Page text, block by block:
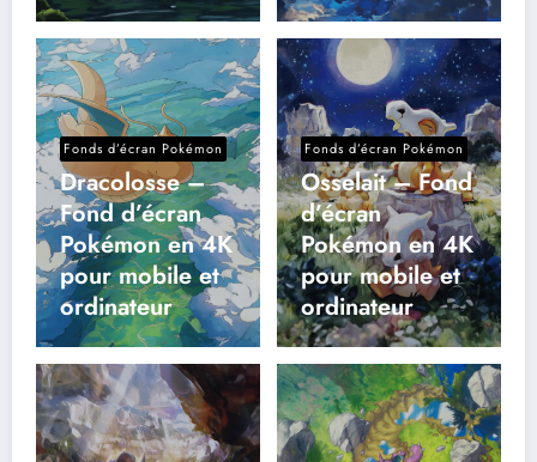
Fonds d’écran Pokémon
Dracolosse –
Fond d’écran
Pokémon en 4K
pour mobile et
ordinateur
Fonds d’écran Pokémon
Osselait – Fond
d’écran
Pokémon en 4K
pour mobile et
ordinateur